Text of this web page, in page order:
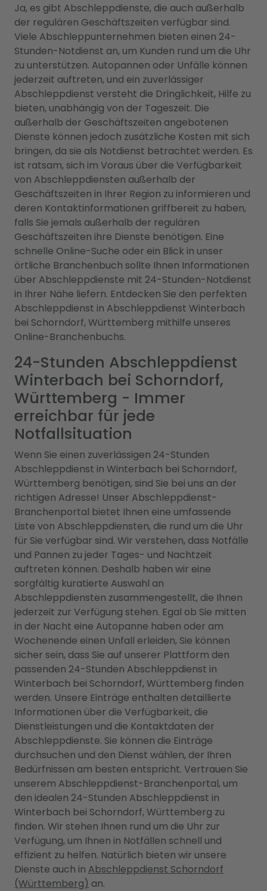
Ja, es gibt Abschleppdienste, die auch außerhalb
der regulären Geschäftszeiten verfügbar sind.
Viele Abschleppunternehmen bieten einen 24-
Stunden-Notdienst an, um Kunden rund um die Uhr
zu unterstützen. Autopannen oder Unfälle können
jederzeit auftreten, und ein zuverlässiger
Abschleppdienst versteht die Dringlichkeit, Hilfe zu
bieten, unabhängig von der Tageszeit. Die
außerhalb der Geschäftszeiten angebotenen
Dienste können jedoch zusätzliche Kosten mit sich
bringen, da sie als Notdienst betrachtet werden. Es
ist ratsam, sich im Voraus über die Verfügbarkeit
von Abschleppdiensten außerhalb der
Geschäftszeiten in Ihrer Region zu informieren und
deren Kontaktinformationen griffbereit zu haben,
falls Sie jemals außerhalb der regulären
Geschäftszeiten ihre Dienste benötigen. Eine
schnelle Online-Suche oder ein Blick in unser
örtliche Branchenbuch sollte Ihnen Informationen
über Abschleppdienste mit 24-Stunden-Notdienst
in Ihrer Nähe liefern. Entdecken Sie den perfekten
Abschleppdienst in Abschleppdienst Winterbach
bei Schorndorf, Württemberg mithilfe unseres
Online-Branchenbuchs.
24-Stunden Abschleppdienst
Winterbach bei Schorndorf,
Württemberg - Immer
erreichbar für jede
Notfallsituation
Wenn Sie einen zuverlässigen 24-Stunden
Abschleppdienst in Winterbach bei Schorndorf,
Württemberg benötigen, sind Sie bei uns an der
richtigen Adresse! Unser Abschleppdienst-
Branchenportal bietet Ihnen eine umfassende
Liste von Abschleppdiensten, die rund um die Uhr
für Sie verfügbar sind. Wir verstehen, dass Notfälle
und Pannen zu jeder Tages- und Nachtzeit
auftreten können. Deshalb haben wir eine
sorgfältig kuratierte Auswahl an
Abschleppdiensten zusammengestellt, die Ihnen
jederzeit zur Verfügung stehen. Egal ob Sie mitten
in der Nacht eine Autopanne haben oder am
Wochenende einen Unfall erleiden, Sie können
sicher sein, dass Sie auf unserer Plattform den
passenden 24-Stunden Abschleppdienst in
Winterbach bei Schorndorf, Württemberg finden
werden. Unsere Einträge enthalten detaillierte
Informationen über die Verfügbarkeit, die
Dienstleistungen und die Kontaktdaten der
Abschleppdienste. Sie können die Einträge
durchsuchen und den Dienst wählen, der Ihren
Bedürfnissen am besten entspricht. Vertrauen Sie
unserem Abschleppdienst-Branchenportal, um
den idealen 24-Stunden Abschleppdienst in
Winterbach bei Schorndorf, Württemberg zu
finden. Wir stehen Ihnen rund um die Uhr zur
Verfügung, um Ihnen in Notfällen schnell und
effizient zu helfen. Natürlich bieten wir unsere
Dienste auch in Abschleppdienst Schorndorf
(Württemberg) an.